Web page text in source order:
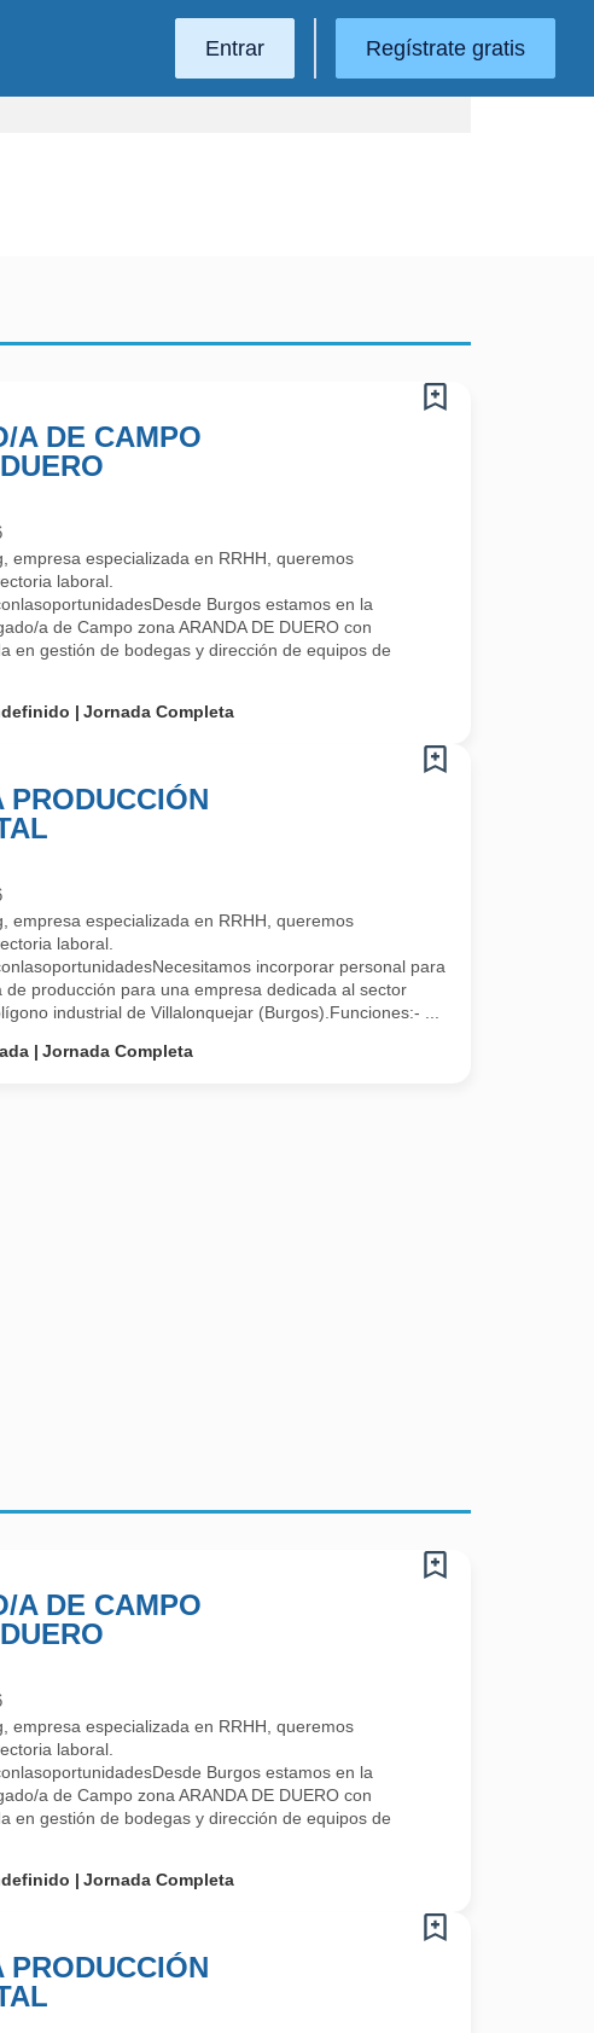
Entrar Regístrate gratis
A DE CAMPO
empresa especializada en RRHH, queremos
laboral.
Burgos estamos en la
a de Campo zona ARANDA DE DUERO con
en gestión de bodegas y dirección de equipos de
Jornada Completa
PRODUCCIÓN
empresa especializada en RRHH, queremos
laboral.
incorporar personal para
producción para una empresa dedicada al sector
industrial de Villalonquejar (Burgos).Funciones:- ...
Jornada Completa
A DE CAMPO
empresa especializada en RRHH, queremos
laboral.
Burgos estamos en la
a de Campo zona ARANDA DE DUERO con
en gestión de bodegas y dirección de equipos de
Jornada Completa
PRODUCCIÓN